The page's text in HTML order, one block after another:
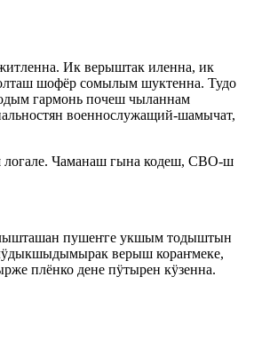
Ик верыштак иленна, ик
шофёр сомылым шуктенна. Тудо
гармонь почеш чыланнам
военнослужащий-шамычат,
логале. Чаманаш гына кодеш, СВО-ш
пушеҥге укшым тодыштын
верыш кораҥмеке,
плёнко дене пӱтырен кӱзенна.